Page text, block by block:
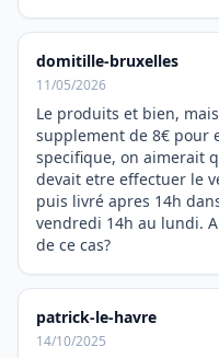
domitille-bruxelles
11/05/2026
Le produits et bien,
supplement de 8€ pour
specifique, on aimerait
devait etre effectuer le
puis livré apres 14h
vendredi 14h au lundi.
de ce cas?
patrick-le-havre
14/10/2025